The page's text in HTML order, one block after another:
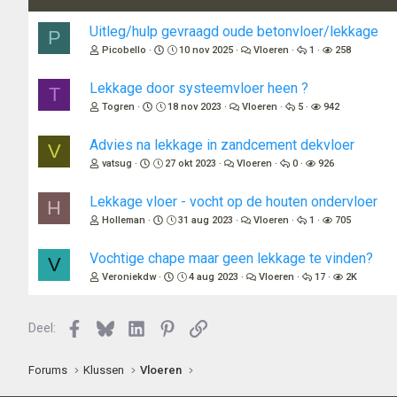
P Uitleg/hulp gevraagd oude betonvloer/lekkage
Picobello 10 nov 2025 Vloeren 1 258
T Lekkage door systeemvloer heen ?
Togren 18 nov 2023 Vloeren 5 942
V Advies na lekkage in zandcement dekvloer
vatsug 27 okt 2023 Vloeren 0 926
H Lekkage vloer - vocht op de houten ondervloer
Holleman 31 aug 2023 Vloeren 1 705
V Vochtige chape maar geen lekkage te vinden?
Veroniekdw 4 aug 2023 Vloeren 17 2K
Deel: Facebook
BlueskyLinkedInPinterest
Link
Forums Klussen Vloeren